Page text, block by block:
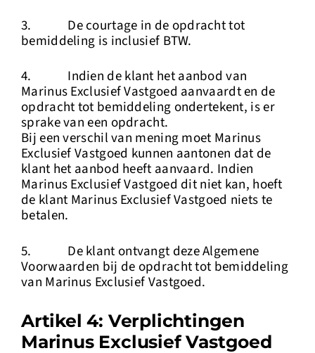
3. De courtage in de opdracht tot
bemiddeling is inclusief BTW.
4. Indien de klant het aanbod van
Marinus Exclusief Vastgoed aanvaardt en de
opdracht tot bemiddeling ondertekent, is er
sprake van een opdracht.
Bij een verschil van mening moet Marinus
Exclusief Vastgoed kunnen aantonen dat de
klant het aanbod heeft aanvaard. Indien
Marinus Exclusief Vastgoed dit niet kan, hoeft
de klant Marinus Exclusief Vastgoed niets te
betalen.
5. De klant ontvangt deze Algemene
Voorwaarden bij de opdracht tot bemiddeling
van Marinus Exclusief Vastgoed.
Artikel 4: Verplichtingen
Marinus Exclusief Vastgoed